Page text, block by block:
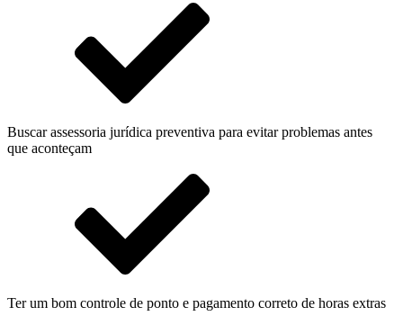
Buscar assessoria jurídica preventiva para evitar problemas antes
que aconteçam
Ter um bom controle de ponto e pagamento correto de horas extras